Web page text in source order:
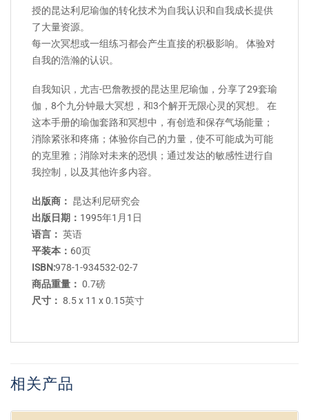
授的昆达利尼瑜伽的转化技术为自我认识和自我成长提供
了大量资源。
每一次冥想或一组练习都会产生直接的积极影响。 体验对
自我的浩瀚的认识。
自我知识，尤吉-巴詹教授的昆达里尼瑜伽，分享了29套瑜
伽，8个九分钟最大冥想，和3个解开无限心灵的冥想。 在
这本手册的瑜伽套路和冥想中，有创造和保存气场能量；
消除紧张和疼痛；体验你自己的力量，使不可能成为可能
的克里雅；消除对未来的恐惧；通过发达的敏感性进行自
我控制，以及其他许多内容。
出版商： 昆达利尼研究会
出版日期： 1995年1月1日
语言： 英语
平装本： 60页
ISBN:978-1-934532-02-7
商品重量： 0.7磅
尺寸： 8.5 x 11 x 0.15英寸
相关产品